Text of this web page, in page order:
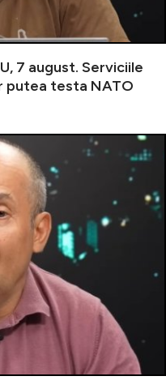
7 august. Serviciile
putea testa NATO